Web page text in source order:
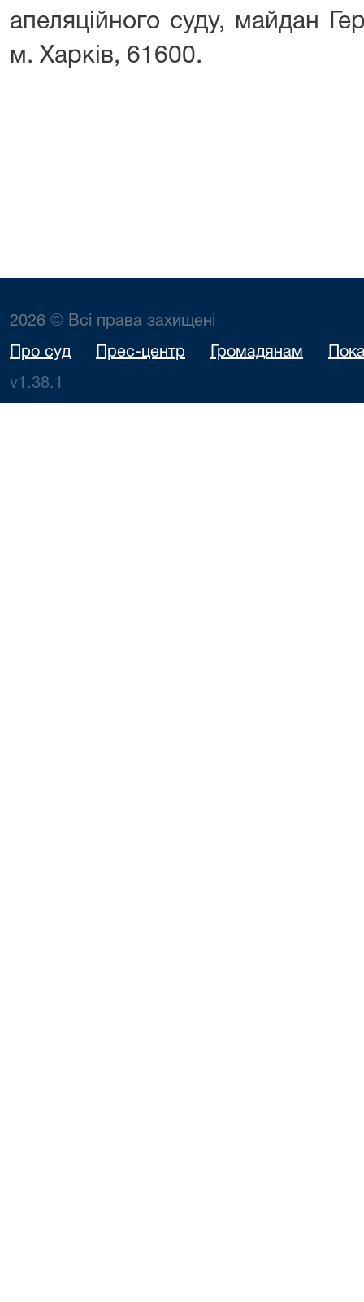
апеляційного суду, майдан
м. Харків, 61600.
2026 © Всі права захищені
Про суд Прес-центр Громадянам
v1.38.1